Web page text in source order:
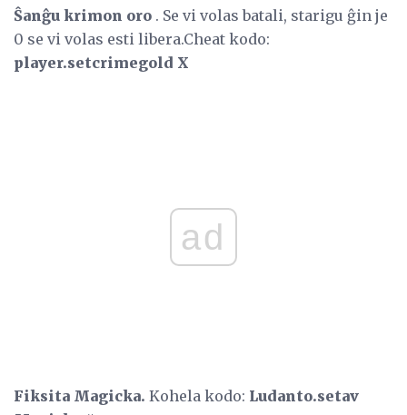
Ŝanĝu krimon oro . Se vi volas batali, starigu ĝin je
0 se vi volas esti libera.Cheat kodo:
player.setcrimegold X
ad
Fiksita Magicka. Kohela kodo: Ludanto.setav